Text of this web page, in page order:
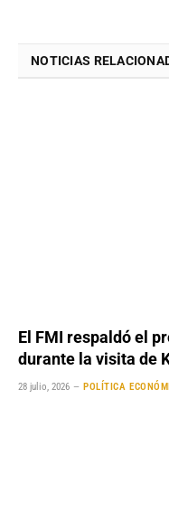
NOTICIAS
El FMI respaldó el
durante la visita de
28 julio, 2026 POLÍTICA